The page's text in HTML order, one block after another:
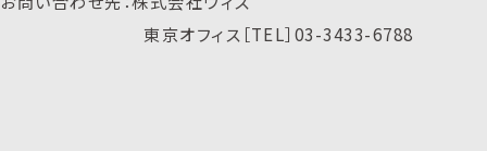
東京オフィス［TEL］03-3433-6788